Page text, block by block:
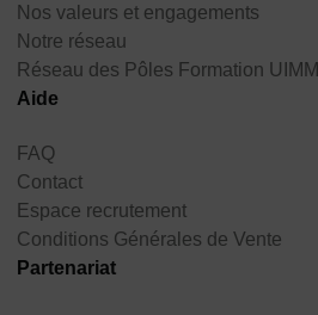
Nos valeurs et engagements
Notre réseau
Réseau des Pôles Formation UIMM
Aide
FAQ
Contact
Espace recrutement
Conditions Générales de Vente
Partenariat